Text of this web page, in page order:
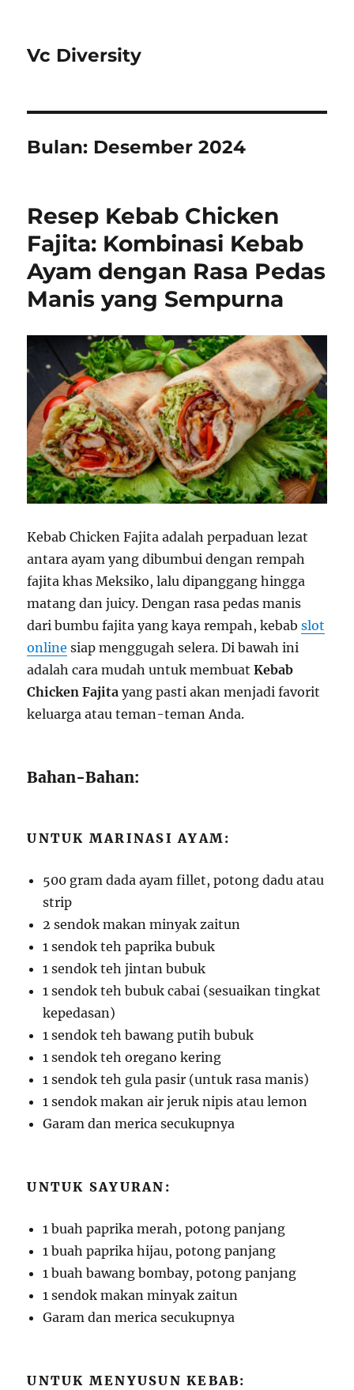
Vc Diversity
Bulan: Desember 2024
Resep Kebab Chicken
Fajita: Kombinasi Kebab
Ayam dengan Rasa Pedas
Manis yang Sempurna
Kebab Chicken Fajita adalah perpaduan lezat
antara ayam yang dibumbui dengan rempah
fajita khas Meksiko, lalu dipanggang hingga
matang dan juicy. Dengan rasa pedas manis
dari bumbu fajita yang kaya rempah, kebabslot
online siap menggugah selera. Di bawah ini
adalah cara mudah untuk membuatKebab
Chicken Fajita yang pasti akan menjadi favorit
keluarga atau teman-teman Anda.
Bahan-Bahan:
UNTUK MARINASI AYAM:
500 gram dada ayam fillet, potong dadu atau
strip
2 sendok makan minyak zaitun
1 sendok teh paprika bubuk
1 sendok teh jintan bubuk
1 sendok teh bubuk cabai (sesuaikan tingkat
kepedasan)
1 sendok teh bawang putih bubuk
1 sendok teh oregano kering
1 sendok teh gula pasir (untuk rasa manis)
1 sendok makan air jeruk nipis atau lemon
Garam dan merica secukupnya
UNTUK SAYURAN:
1 buah paprika merah, potong panjang
1 buah paprika hijau, potong panjang
1 buah bawang bombay, potong panjang
1 sendok makan minyak zaitun
Garam dan merica secukupnya
UNTUK MENYUSUN KEBAB: